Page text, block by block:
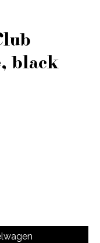
black